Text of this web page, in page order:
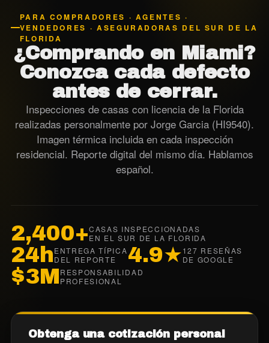
PARA COMPRADORES · AGENTES ·
VENDEDORES · ASEGURADORAS DEL SUR DE LA
FLORIDA
¿Comprando en Miami?
Conozca cada defecto
antes de cerrar.
Inspecciones de casas con licencia de la Florida
realizadas personalmente por Jorge Garcia (HI9540).
Imagen térmica incluida en cada inspección
residencial. Reporte digital del mismo día. Hablamos
español.
2,400+CASAS INSPECCIONADAS
EN EL SUR DE LA FLORIDA
24hENTREGA TÍPICA
DEL REPORTE
4.9★127 RESEÑAS
DE GOOGLE
$3MRESPONSABILIDAD
PROFESIONAL
Obtenga una cotización personal